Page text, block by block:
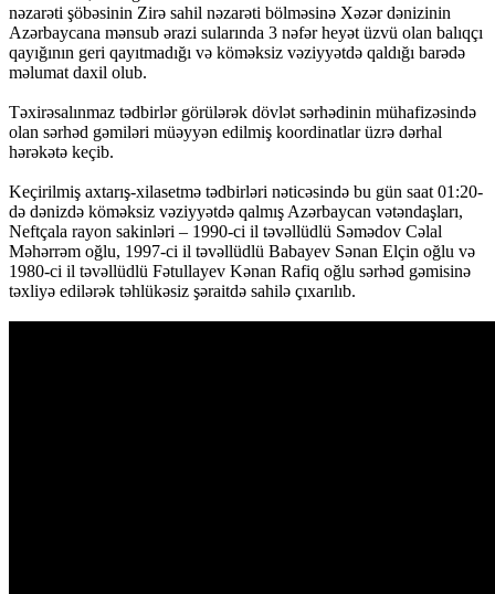
nəzarəti şöbəsinin Zirə sahil nəzarəti bölməsinə Xəzər dənizinin
Azərbaycana mənsub ərazi sularında 3 nəfər heyət üzvü olan balıqçı
qayığının geri qayıtmadığı və köməksiz vəziyyətdə qaldığı barədə
məlumat daxil olub.
Təxirəsalınmaz tədbirlər görülərək dövlət sərhədinin mühafizəsində
olan sərhəd gəmiləri müəyyən edilmiş koordinatlar üzrə dərhal
hərəkətə keçib.
Keçirilmiş axtarış-xilasetmə tədbirləri nəticəsində bu gün saat 01:20-
də dənizdə köməksiz vəziyyətdə qalmış Azərbaycan vətəndaşları,
Neftçala rayon sakinləri – 1990-ci il təvəllüdlü Səmədov Cəlal
Məhərrəm oğlu, 1997-ci il təvəllüdlü Babayev Sənan Elçin oğlu və
1980-ci il təvəllüdlü Fətullayev Kənan Rafiq oğlu sərhəd gəmisinə
təxliyə edilərək təhlükəsiz şəraitdə sahilə çıxarılıb.